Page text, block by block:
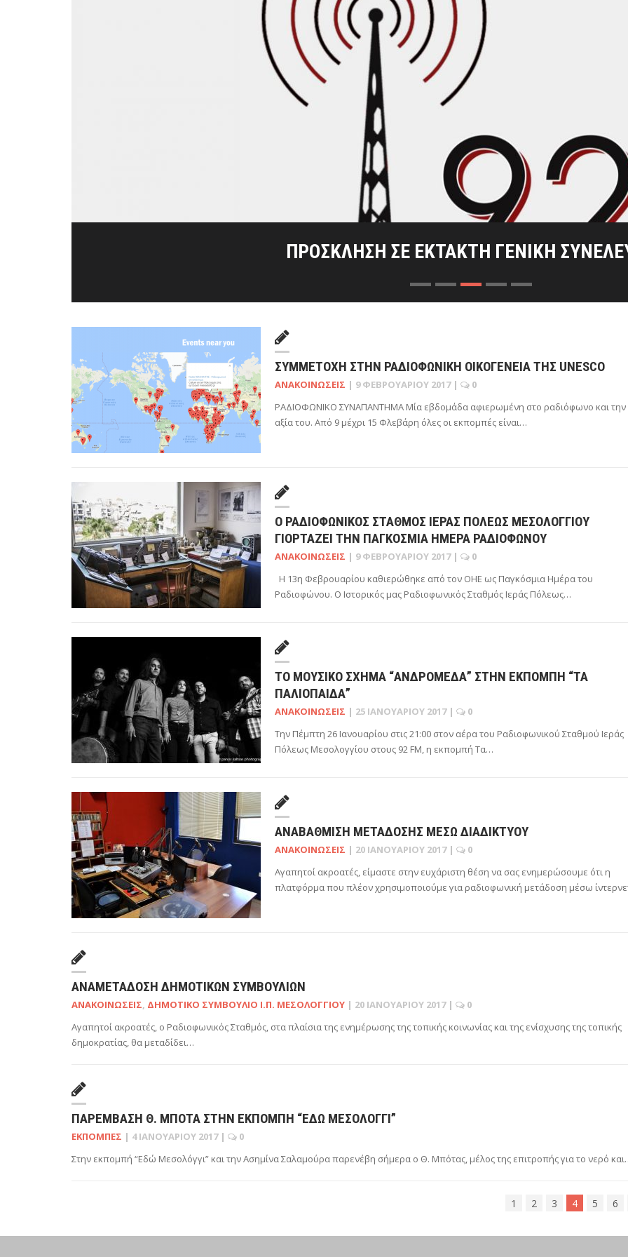
ΚΟΠΉ ΠΊΤΤΑΣ ΤΟΥ ΡΑΔΙΟΦΩΝΙΚΟΎ ΣΤΑΘΜΟΎ
ΜΕΣΟΛΌΓΓΙ-ΑΘΉΝΑ, Η ΣΗΜΑΣΊΑ ΔΎΟ ΚΑΊΡΙΩΝ ΜΑΧΏΝ ΣΤΑ
ΠΡΟΣΚΛΗΣΗ ΣΕ ΕΚΤΑΚΤΗ ΓΕΝΙΚΗ
192Η ΕΠΈΤΕΙΟΣ ΤΗΣ ΕΞΌΔΟΥ ΤΩΝ ΕΛΕΥΘΈΡΩΝ
ΠΡΌΣΚΛΗΣΗ ΓΕΝΙΚΉΣ ΣΥΝΈΛΕΥΣΗΣ
ΣΥΜΜΕΤΟΧΉ ΣΤΗΝ ΡΑΔΙΟΦΩΝΙΚΉ ΟΙΚΟΓΈΝΕΙΑ ΤΗΣ UNESCO
ΑΝΑΚΟΙΝΏΣΕΙΣ | 9 ΦΕΒΡΟΥΑΡΊΟΥ 2017 |
0
ΡΑΔΙΟΦΩΝΙΚΟ ΣΥΝΑΠΑΝΤΗΜΑ Μία εβδομάδα αφιερωμένη στο ραδιόφωνο και την
αξία του. Από 9 μέχρι 15 Φλεβάρη όλες οι εκπομπές είναι…
Ο ΡΑΔΙΟΦΩΝΙΚΟΣ ΣΤΑΘΜΟΣ ΙΕΡΑΣ ΠΟΛΕΩΣ ΜΕΣΟΛΟΓΓΙΟΥ
ΓΙΟΡΤΑΖΕΙ ΤΗΝ ΠΑΓΚΟΣΜΙΑ ΗΜΕΡΑ ΡΑΔΙΟΦΩΝΟΥ
ΑΝΑΚΟΙΝΏΣΕΙΣ | 9 ΦΕΒΡΟΥΑΡΊΟΥ 2017 |
0
Η 13η Φεβρουαρίου καθιερώθηκε από τον ΟΗΕ ως Παγκόσμια Ημέρα του
Ραδιοφώνου. Ο Ιστορικός μας Ραδιοφωνικός Σταθμός Ιεράς Πόλεως…
ΤΟ ΜΟΥΣΙΚΌ ΣΧΉΜΑ “ΑΝΔΡΟΜΈΔΑ” ΣΤΗΝ ΕΚΠΟΜΠΉ “ΤΑ
ΠΑΛΙΌΠΑΙΔΑ”
ΑΝΑΚΟΙΝΏΣΕΙΣ | 25 ΙΑΝΟΥΑΡΊΟΥ 2017 |
0
Την Πέμπτη 26 Ιανουαρίου στις 21:00 στον αέρα του Ραδιοφωνικού Σταθμού Ιεράς
Πόλεως Μεσολογγίου στους 92 FM, η εκπομπή Τα…
ΑΝΑΒΆΘΜΙΣΗ ΜΕΤΆΔΟΣΗΣ ΜΈΣΩ ΔΙΑΔΙΚΤΎΟΥ
ΑΝΑΚΟΙΝΏΣΕΙΣ | 20 ΙΑΝΟΥΑΡΊΟΥ 2017 |
0
Αγαπητοί ακροατές, είμαστε στην ευχάριστη θέση να σας ενημερώσουμε ότι η
πλατφόρμα που πλέον χρησιμοποιούμε για ραδιοφωνική μετάδοση μέσω
ΑΝΑΜΕΤΆΔΟΣΗ ΔΗΜΟΤΙΚΏΝ ΣΥΜΒΟΥΛΊΩΝ
ΑΝΑΚΟΙΝΏΣΕΙΣ, ΔΗΜΟΤΙΚΌ ΣΥΜΒΟΎΛΙΟ Ι.Π. ΜΕΣΟΛΟΓΓΊΟΥ | 20 ΙΑΝΟΥΑΡΊΟΥ 2017 |
0
Αγαπητοί ακροατές, ο Ραδιοφωνικός Σταθμός, στα πλαίσια της ενημέρωσης της τοπικής κοινωνίας και της ενίσχυσης της τοπικής
δημοκρατίας, θα μεταδίδει…
ΠΑΡΈΜΒΑΣΗ Θ. ΜΠΌΤΑ ΣΤΗΝ ΕΚΠΟΜΠΉ “ΕΔΏ ΜΕΣΟΛΌΓΓΙ”
ΕΚΠΟΜΠΈΣ | 4 ΙΑΝΟΥΑΡΊΟΥ 2017 |
0
Στην εκπομπή “Εδώ Μεσολόγγι” και την Ασημίνα Σαλαμούρα παρενέβη σήμερα ο Θ. Μπότας, μέλος της επιτροπής για το νερό
1 2 3 4 5 6